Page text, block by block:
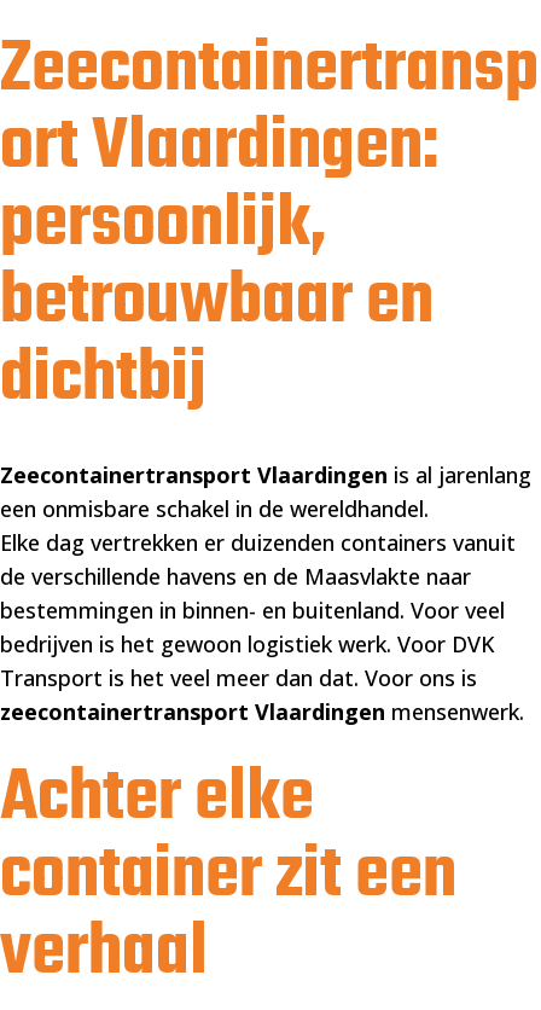
Zeecontainertransp
ort Vlaardingen:
persoonlijk,
betrouwbaar en
dichtbij
Zeecontainertransport Vlaardingen is al jarenlang
een onmisbare schakel in de wereldhandel.
Elke dag vertrekken er duizenden containers vanuit
de verschillende havens en de Maasvlakte naar
bestemmingen in binnen- en buitenland. Voor veel
bedrijven is het gewoon logistiek werk. Voor DVK
Transport is het veel meer dan dat. Voor ons is
zeecontainertransport Vlaardingen mensenwerk.
Achter elke
container zit een
verhaal